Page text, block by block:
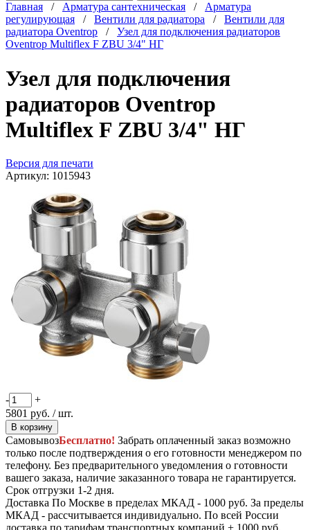
Главная / Арматура сантехническая / Арматура
регулирующая / Вентили для радиатора / Вентили для
радиатора Oventrop / Узел для подключения радиаторов
Oventrop Multiflex F ZBU 3/4" HГ
Узел для подключения
радиаторов Oventrop
Multiflex F ZBU 3/4" HГ
Версия для печати
Артикул: 1015943
-
+
5801 руб. / шт.
В корзину
СамовывозБесплатно! Забрать оплаченный заказ возможно
только после подтверждения о его готовности менеджером по
телефону. Без предварительного уведомления о готовности
вашего заказа, наличие заказанного товара не гарантируется.
Срок отгрузки 1-2 дня.
Доставка По Москве в пределах МКАД - 1000 руб. За пределы
МКАД - рассчитывается индивидуально. По всей России